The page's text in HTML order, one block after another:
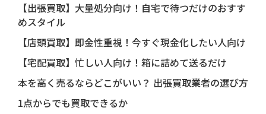
【出張買取】大量処分向け！自宅で待つだけのおすす
めスタイル
【店頭買取】即金性重視！今すぐ現金化したい人向け
【宅配買取】忙しい人向け！箱に詰めて送るだけ
本を高く売るならどこがいい？ 出張買取業者の選び方
1点からでも買取できるか